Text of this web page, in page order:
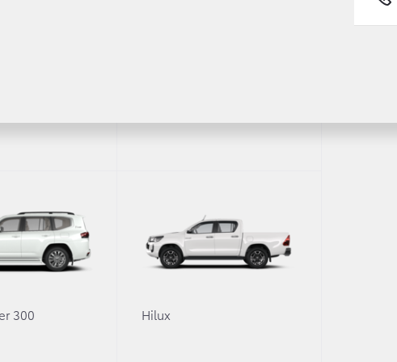
300 Hilux
после пятнадцатилетнего
два гоночных автомобиля Toyota
меня о том,